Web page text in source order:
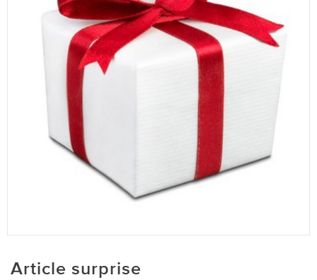
Article surprise